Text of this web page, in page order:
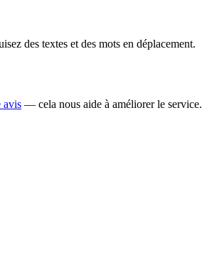
des textes et des mots en déplacement.
avis — cela nous aide à améliorer le service.